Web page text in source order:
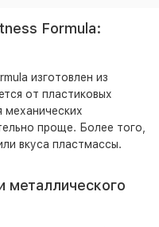
Formula:
изготовлен из
от пластиковых
механических
проще. Более того,
вкуса пластмассы.
металлического